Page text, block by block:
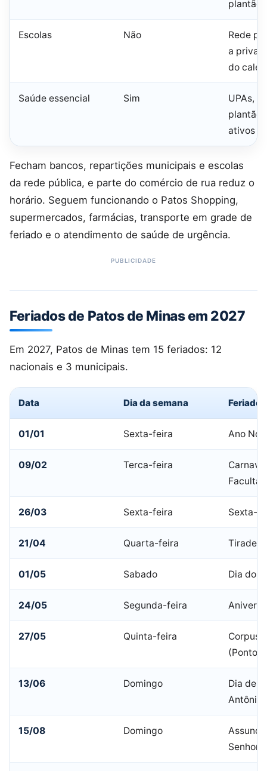
plantão
Escolas Não
Rede
a
do
Saúde essencial Sim
UPAs,
plantão
ativos
Fecham bancos, repartições municipais e escolas
da rede pública, e parte do comércio de rua reduz o
horário. Seguem funcionando o Patos Shopping,
supermercados, farmácias, transporte em grade de
feriado e o atendimento de saúde de urgência.
Feriados de Patos de Minas em 2027
Em 2027, Patos de Minas tem 15 feriados: 12
nacionais e 3 municipais.
Data Dia da semana Feriado
01/01 Sexta-feira Ano
09/02 Terca-feira
26/03 Sexta-feira Sexta-
21/04 Quarta-feira
01/05 Sabado Dia do
24/05 Segunda-feira
27/05 Quinta-feira
Corpus
(Ponto
13/06 Domingo
Dia de
Antônio
15/08 Domingo
Senhora